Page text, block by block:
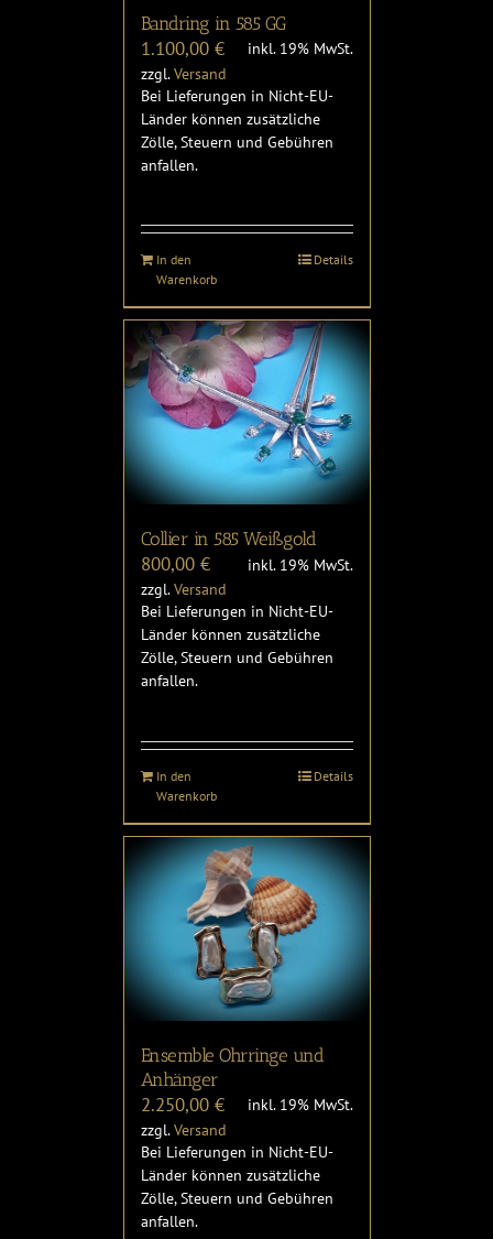
Bandring in 585 GG
1.100,00 €
inkl. 19% MwSt.
zzgl.Versand
Bei Lieferungen in Nicht-EU-
Länder können zusätzliche
Zölle, Steuern und Gebühren
anfallen.
In den
Warenkorb
Details
Collier in 585 Weißgold
800,00 €
inkl. 19% MwSt.
zzgl.Versand
Bei Lieferungen in Nicht-EU-
Länder können zusätzliche
Zölle, Steuern und Gebühren
anfallen.
In den
Warenkorb
Details
Ensemble Ohrringe und
Anhänger
2.250,00 €
inkl. 19% MwSt.
zzgl.Versand
Bei Lieferungen in Nicht-EU-
Länder können zusätzliche
Zölle, Steuern und Gebühren
anfallen.